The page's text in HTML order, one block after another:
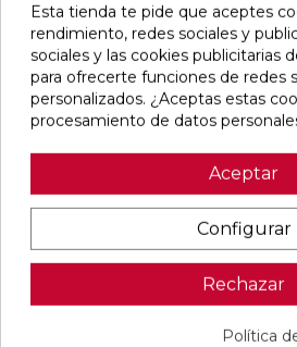
Pensamos que te
BODO
WHITE MATE
RECTIFICADO
MATE
Esta tienda te pide que aceptes
rendimiento, redes sociales y
sociales y las cookies publicitarias
para ofrecerte funciones de redes
personalizados. ¿Aceptas estas
procesamiento de datos
Aceptar
Configurar
Rechazar
Política